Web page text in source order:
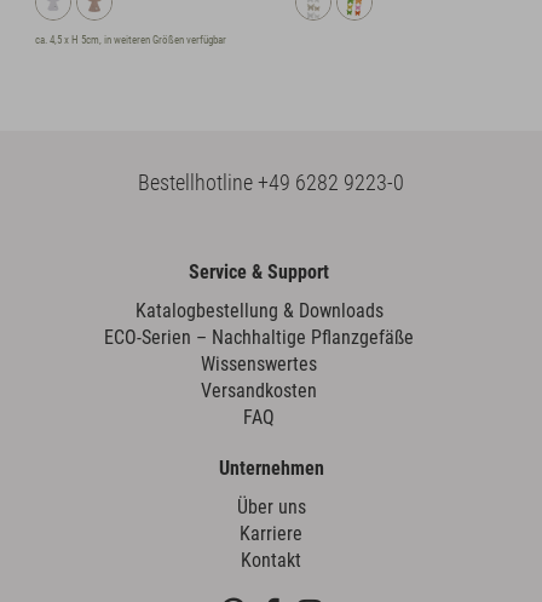
ca. 4,5 x H 5cm, in weiteren Größen verfügbar
Bestellhotline+49 6282 9223-0
Service & Support
Katalogbestellung & Downloads
ECO-Serien – Nachhaltige Pflanzgefäße
Wissenswertes
Versandkosten
FAQ
Unternehmen
Über uns
Karriere
Kontakt